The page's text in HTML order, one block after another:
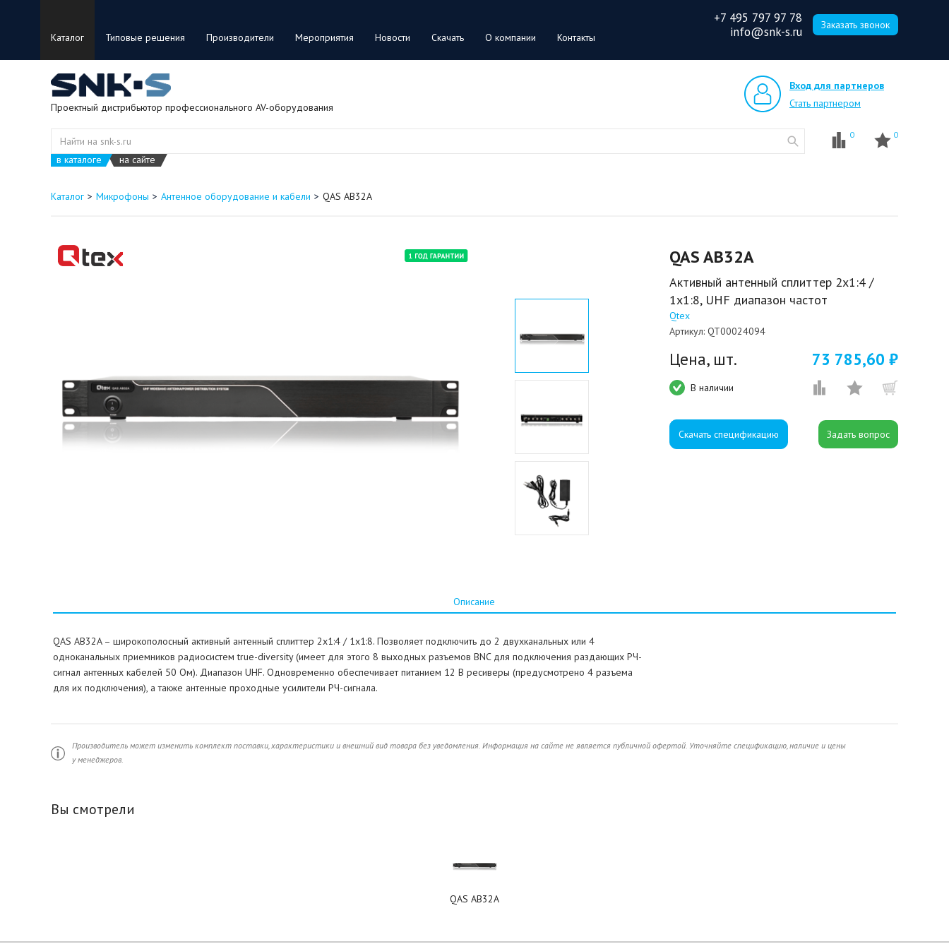
Каталог Типовые решения Производители Мероприятия Новости Скачать О компании Контакты
+7 495 797 97 78
info@snk-s.ru
Заказать звонок
Проектный дистрибьютор профессионального AV-оборудования
Вход для партнеров
Стать партнером
в каталоге на сайте
0 0
Каталог Микрофоны Антенное оборудование и кабели QAS AB32A
QAS AB32A
Активный антенный сплиттер 2х1:4 /
1х1:8, UHF диапазон частот
Qtex
Артикул: QT00024094
Цена, шт. 73 785,60 ₽
В наличии
Скачать спецификацию
Описание
QAS AB32A – широкополосный активный антенный сплиттер 2х1:4 / 1х1:8. Позволяет подключить до 2 двухканальных или 4
одноканальных приемников радиосистем true-diversity (имеет для этого 8 выходных разъемов BNC для подключения раздающих РЧ-
сигнал антенных кабелей 50 Ом). Диапазон UHF. Одновременно обеспечивает питанием 12 В ресиверы (предусмотрено 4 разъема
для их подключения), а также антенные проходные усилители РЧ-сигнала.
Производитель может изменить комплект поставки, характеристики и внешний вид товара без уведомления. Информация на сайте не является публичной офертой. Уточняйте спецификацию, наличие и цены
у менеджеров.
Вы смотрели
QAS AB32A